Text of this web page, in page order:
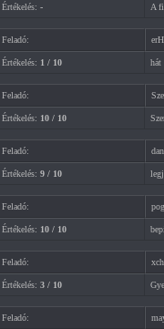
Értékelés: - A
Feladó:
Értékelés: 1 / 10 hát
Feladó:
Értékelés: 10 / 10
Feladó:
Értékelés: 9 / 10
Feladó:
Értékelés: 10 / 10
Feladó:
Értékelés: 3 / 10
Feladó: